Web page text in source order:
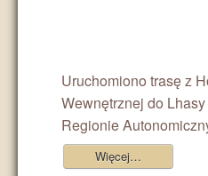
Uruchomiono trasę z
Wewnętrznej do
Regionie
Więcej…